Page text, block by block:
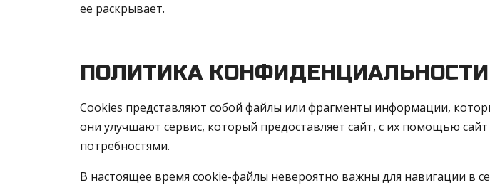
ее раскрывает.
ПОЛИТИКА КОНФИДЕНЦИАЛЬНОСТИ
Cookies представляют собой файлы или фрагменты информации,
они улучшают сервис, который предоставляет сайт, с их помощью
потребностями.
В настоящее время cookie-файлы невероятно важны для навигации в